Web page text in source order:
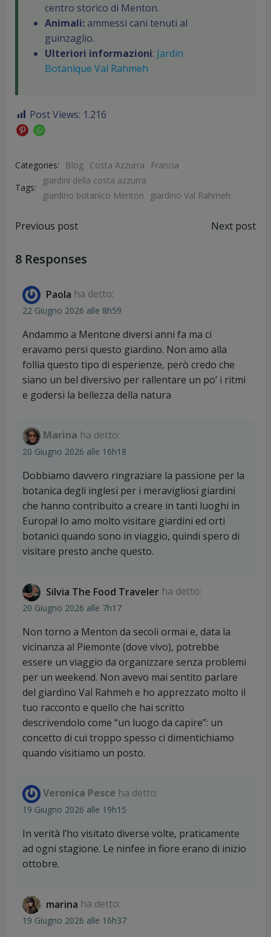
centro storico di Menton.
Animali: ammessi cani tenuti al
guinzaglio.
Ulteriori informazioni: Jardin
Botanique Val Rahmeh
Post Views: 1.216
Categories: Blog Costa Azzurra
Francia
Tags:
giardini della costa azzurra
giardino botanico Menton
giardino Val Rahmeh
Post
navigation
Previous post Next post
8 Responses
Paola ha detto:
22 Giugno 2026 alle 8h59
Andammo a Mentone diversi anni fa ma ci
eravamo persi questo giardino. Non amo alla
follia questo tipo di esperienze, però credo che
siano un bel diversivo per rallentare un po’ i ritmi
e godersi la bellezza della natura
Marina ha detto:
20 Giugno 2026 alle 16h18
Dobbiamo davvero ringraziare la passione per la
botanica degli inglesi per i meravigliosi giardini
che hanno contribuito a creare in tanti luoghi in
Europa! Io amo molto visitare giardini ed orti
botanici quando sono in viaggio, quindi spero di
visitare presto anche questo.
Silvia The Food Traveler ha detto:
20 Giugno 2026 alle 7h17
Non torno a Menton da secoli ormai e, data la
vicinanza al Piemonte (dove vivo), potrebbe
essere un viaggio da organizzare senza problemi
per un weekend. Non avevo mai sentito parlare
del giardino Val Rahmeh e ho apprezzato molto il
tuo racconto e quello che hai scritto
descrivendolo come “un luogo da capire”: un
concetto di cui troppo spesso ci dimentichiamo
quando visitiamo un posto.
Veronica Pesce ha detto:
19 Giugno 2026 alle 19h15
In verità l’ho visitato diverse volte, praticamente
ad ogni stagione. Le ninfee in fiore erano di inizio
ottobre.
marina ha detto:
19 Giugno 2026 alle 16h37